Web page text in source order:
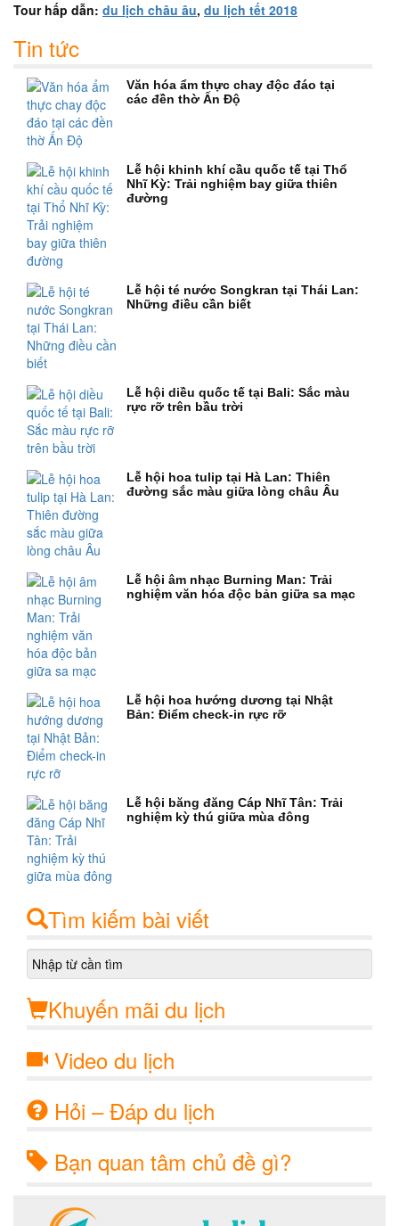
Tour hấp dẫn: du lịch châu âu, du lịch tết 2018
Tin tức
Văn hóa ẩm thực chay độc đáo tại
các đền thờ Ấn Độ
Lễ hội khinh khí cầu quốc tế tại Thổ
Nhĩ Kỳ: Trải nghiệm bay giữa thiên
đường
Lễ hội té nước Songkran tại Thái Lan:
Những điều cần biết
Lễ hội diều quốc tế tại Bali: Sắc màu
rực rỡ trên bầu trời
Lễ hội hoa tulip tại Hà Lan: Thiên
đường sắc màu giữa lòng châu Âu
Lễ hội âm nhạc Burning Man: Trải
nghiệm văn hóa độc bản giữa sa mạc
Lễ hội hoa hướng dương tại Nhật
Bản: Điểm check-in rực rỡ
Lễ hội băng đăng Cáp Nhĩ Tân: Trải
nghiệm kỳ thú giữa mùa đông
Tìm kiếm bài viết
Khuyến mãi du lịch
Video du lịch
Hỏi – Đáp du lịch
Bạn quan tâm chủ đề gì?